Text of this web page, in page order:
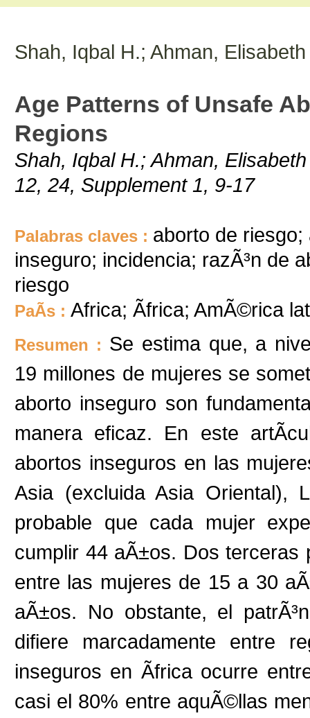
Shah, Iqbal H.; Ahman, Elisabeth
Age Patterns of Unsafe
Regions
Shah, Iqbal H.; Ahman,
12, 24, Supplement 1, 9-17
Palabras claves : aborto de
inseguro; incidencia; razÃ³n de
riesgo
PaÃ­s : Africa; Ãfrica; AmÃ©rica
Resumen : Se estima que, a
19 millones de mujeres se
aborto inseguro son
manera eficaz. En este
abortos inseguros en las
Asia (excluida Asia Oriental),
probable que cada mujer
cumplir 44 aÃ±os. Dos
entre las mujeres de 15 a 30
aÃ±os. No obstante, el
difiere marcadamente entre
inseguros en Ãfrica ocurre
casi el 80% entre aquÃ©llas